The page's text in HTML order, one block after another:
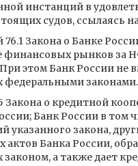
инстанций в
судов, ссылаясь
76.1 Закона о Банке
финансовых рынков за
этом Банк России не
федеральными законами.
5 Закона о кредитной
Банк России в том
указанного закона,
Банка России,
законом, а также дает